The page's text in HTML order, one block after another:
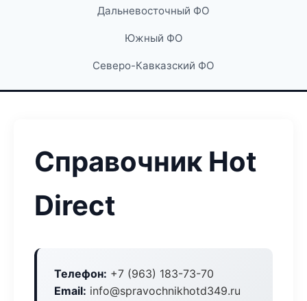
Дальневосточный ФО
Южный ФО
Северо-Кавказский ФО
Справочник Hot
Direct
Телефон: +7 (963) 183-73-70
Email: info@spravochnikhotd349.ru